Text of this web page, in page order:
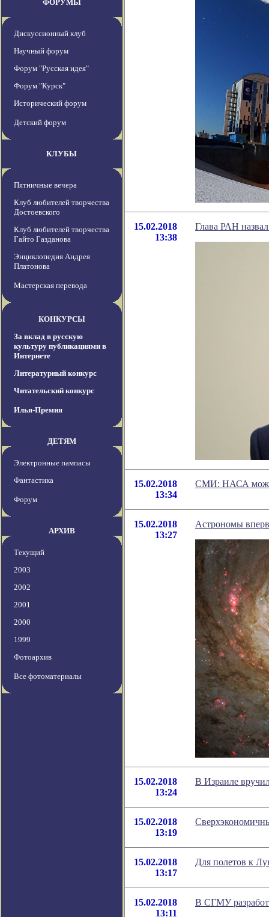
ФОРУМЫ
Дискуссионный клуб
Научный форум
Форум "Русская идея"
Форум "Курск"
Исторический форум
Детский форум
КЛУБЫ
Пятничные вечера
Клуб любителей творчества
Достоевского
Клуб любителей творчества
Гайто Газданова
Энциклопедия Андрея
Платонова
Мастерская перевода
КОНКУРСЫ
За вклад в русскую
культуру публикациями в
Интернете
Литературный конкурс
Читательский конкурс
Илья-Премия
ДЕТЯМ
Электронные пампасы
Фантастика
Форум
АРХИВ
Текущий
2003
2002
2001
2000
1999
Фотоархив
Все фотоматериалы
15.02.2018
13:38
Глава РАН
15.02.2018
13:34
СМИ: НАСА может
15.02.2018
13:27
Астрономы
15.02.2018
13:24
В Израиле
15.02.2018
13:19
15.02.2018
13:17
Для полетов к
15.02.2018
13:11
В СГМУ